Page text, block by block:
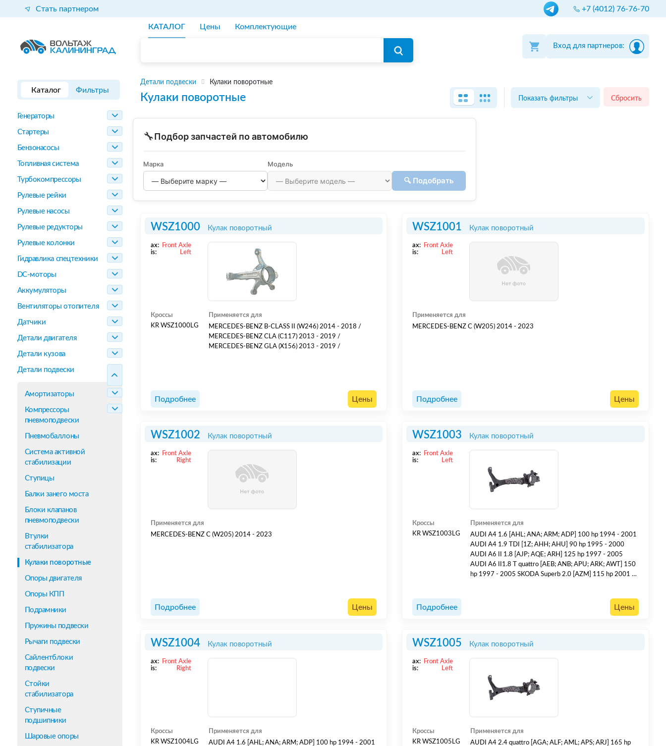
Стать партнером +7 (4012) 76-76-70
КАТАЛОГ Цены Комплектующие
Вход для партнеров:
Каталог Фильтры
Генераторы
Стартеры
Бензонасосы
Топливная система
Турбокомпрессоры
Рулевые рейки
Рулевые насосы
Рулевые редукторы
Рулевые колонки
Гидравлика спецтехники
DC-моторы
Аккумуляторы
Вентиляторы отопителя
Датчики
Детали двигателя
Детали кузова
Детали подвески
Амортизаторы
Компрессоры
пневмоподвески
Пневмобаллоны
Система активной
стабилизации
Ступицы
Балки занего моста
Блоки клапанов
пневмоподвески
Втулки
стабилизатора
Кулаки поворотные
Опоры двигателя
Опоры КПП
Подрамники
Пружины подвески
Рычаги подвески
Сайлентблоки
подвески
Стойки
стабилизатора
Ступичные
подшипники
Шаровые опоры
Детали подвески Кулаки поворотные
Кулаки поворотные Показать фильтры Сбросить
🔧Подбор запчастей по автомобилю
Марка Модель
🔍 Подобрать
WSZ1000 Кулак поворотный
ax:
Front Axle
is:
Left
Кроссы
KR WSZ1000LG
Применяется для
MERCEDES-BENZ B-CLASS II (W246) 2014 - 2018 /
MERCEDES-BENZ CLA (C117) 2013 - 2019 /
MERCEDES-BENZ GLA (X156) 2013 - 2019 /
Подробнее Цены
WSZ1001 Кулак поворотный
ax:
Front Axle
is:
Left
Применяется для
MERCEDES-BENZ C (W205) 2014 - 2023
Подробнее Цены
WSZ1002 Кулак поворотный
ax:
Front Axle
is:
Right
Применяется для
MERCEDES-BENZ C (W205) 2014 - 2023
Подробнее Цены
WSZ1003 Кулак поворотный
ax:
Front Axle
is:
Left
Кроссы
KR WSZ1003LG
Применяется для
AUDI A4 1.6 [AHL; ANA; ARM; ADP] 100 hp 1994 - 2001
AUDI A4 1.9 TDI [1Z; AHH; AHU] 90 hp 1995 - 2000
AUDI A6 II 1.8 [AJP; AQE; ARH] 125 hp 1997 - 2005
AUDI A6 II1.8 T quattro [AEB; ANB; APU; ARK; AWT] 150
hp 1997 - 2005 SKODA Superb 2.0 [AZM] 115 hp 2001 -
AUG] 150 hp 1997 - 2000 VOLKSWAGEN Passat V 1.9
Подробнее Цены
WSZ1004 Кулак поворотный
ax:
Front Axle
is:
Right
Кроссы
KR WSZ1004LG
Применяется для
AUDI A4 1.6 [AHL; ANA; ARM; ADP] 100 hp 1994 - 2001
WSZ1005 Кулак поворотный
ax:
Front Axle
is:
Left
Кроссы
KR WSZ1005LG
Применяется для
AUDI A4 2.4 quattro [AGA; ALF; AML; APS; ARJ] 165 hp